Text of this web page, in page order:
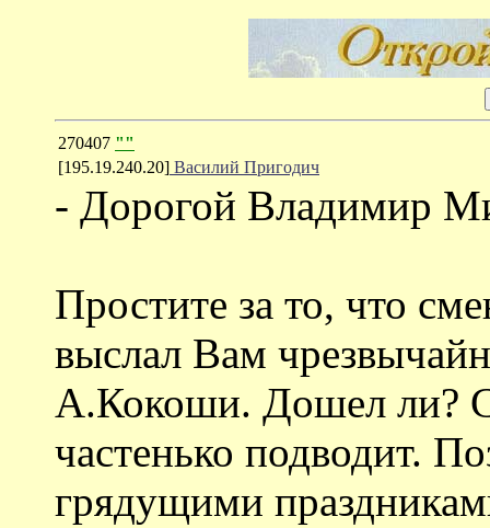
270407 ""
[195.19.240.20] Василий Пригодич
- Дорогой Владимир
Простите за то, что
выслал Вам
А.Кокоши. Дошел ли?
частенько подводит.
грядущими